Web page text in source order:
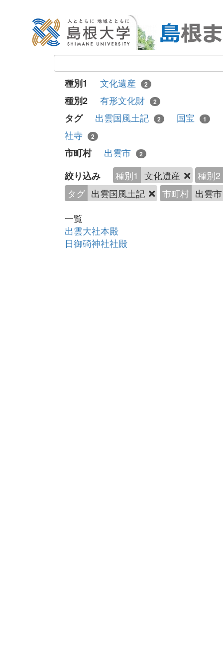
種別1 文化遺産 2
種別2 有形文化財 2
タグ 出雲国風土記 2 国宝 1
社寺
2
市町村 出雲市 2
絞り込み 種別1 文化遺産
種別2
タグ 出雲国風土記 市町村 出雲
一覧
出雲大社本殿
日御碕神社社殿